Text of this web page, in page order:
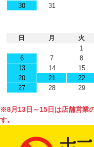
30
31
日
月 火
1
6
7 8
13
14 15
20
21 22
27
28 29
※8月13日～15日は店舗営業
す。